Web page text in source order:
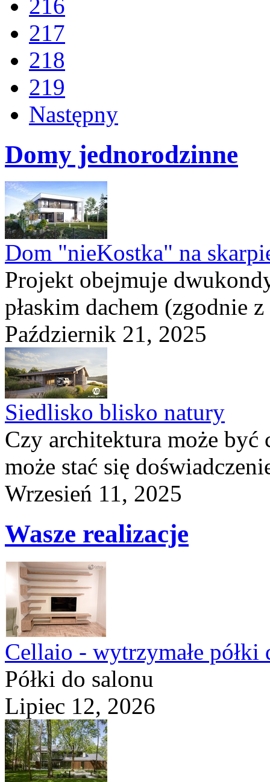
216
217
218
219
Następny
Domy jednorodzinne
Dom "nieKostka" na
Projekt obejmuje
płaskim dachem (zgodnie
Październik 21, 2025
Siedlisko blisko natury
Czy architektura może
może stać się
Wrzesień 11, 2025
Wasze realizacje
Cellaio - wytrzymałe półki
Półki do salonu
Lipiec 12, 2026